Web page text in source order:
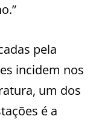
pela
incidem nos
um dos
é a